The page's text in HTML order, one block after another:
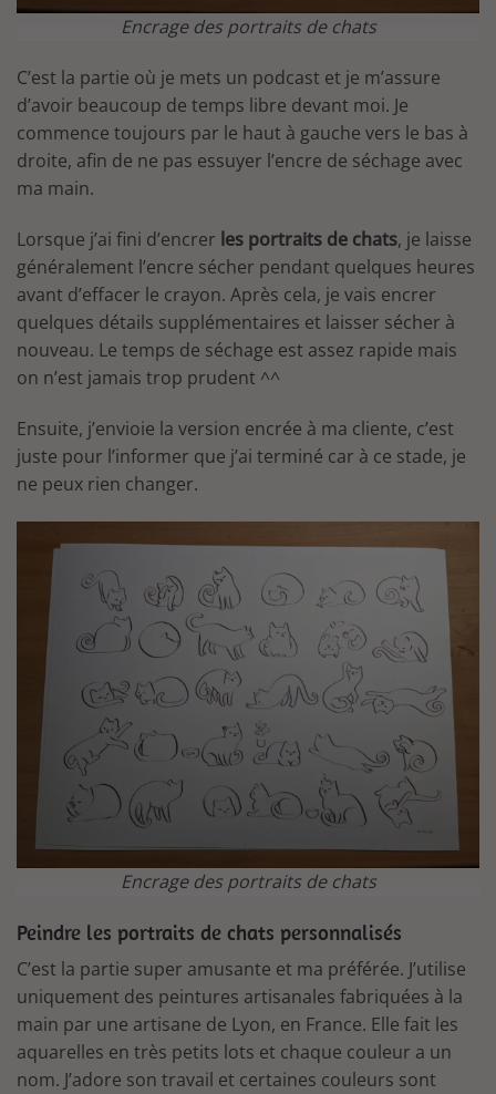
Encrage des portraits de chats
C’est la partie où je mets un podcast et je m’assure
d’avoir beaucoup de temps libre devant moi. Je
commence toujours par le haut à gauche vers le bas à
droite, afin de ne pas essuyer l’encre de séchage avec
ma main.
Lorsque j’ai fini d’encrer les portraits de chats, je laisse
généralement l’encre sécher pendant quelques heures
avant d’effacer le crayon. Après cela, je vais encrer
quelques détails supplémentaires et laisser sécher à
nouveau. Le temps de séchage est assez rapide mais
on n’est jamais trop prudent ^^
Ensuite, j’envioie la version encrée à ma cliente, c’est
juste pour l’informer que j’ai terminé car à ce stade, je
ne peux rien changer.
Encrage des portraits de chats
Peindre les portraits de chats personnalisés
C’est la partie super amusante et ma préférée. J’utilise
uniquement des peintures artisanales fabriquées à la
main par une artisane de Lyon, en France. Elle fait les
aquarelles en très petits lots et chaque couleur a un
nom. J’adore son travail et certaines couleurs sont